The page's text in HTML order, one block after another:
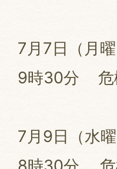
7月7日（月曜
9時30分 危
7月9日（水曜